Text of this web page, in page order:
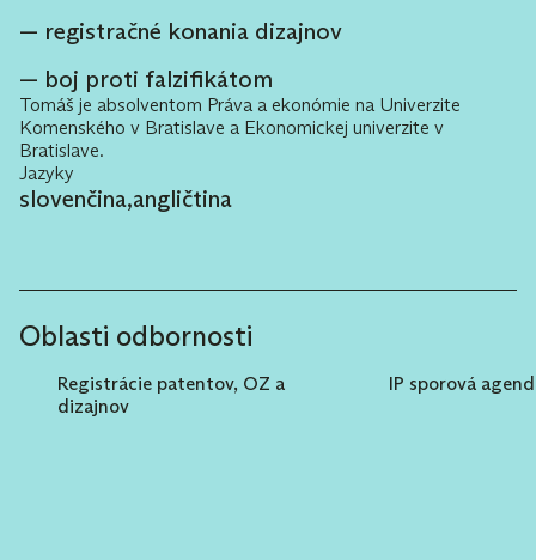
registračné konania dizajnov
boj proti falzifikátom
Tomáš je absolventom Práva a ekonómie na Univerzite
Komenského v Bratislave a Ekonomickej univerzite v
Bratislave.
Jazyky
slovenčina,angličtina
Oblasti odbornosti
Registrácie patentov, OZ a
dizajnov
IP sporová